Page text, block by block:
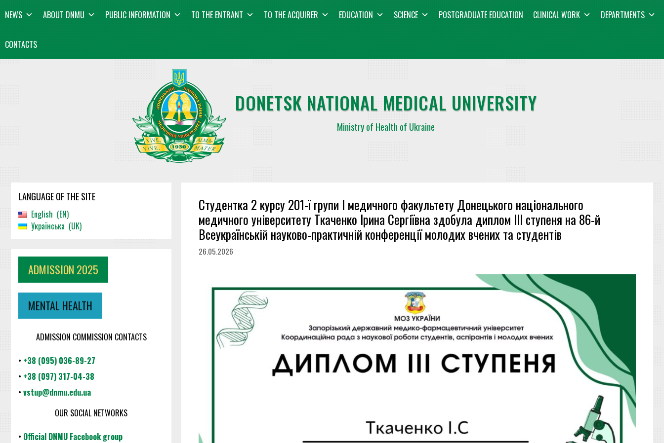
toNEWS ABOUT DNMU PUBLIC INFORMATION TO THE ENTRANT TO THE ACQUIRER EDUCATION SCIENCE POSTGRADUATE EDUCATION CLINICAL WORK DEPARTMENTS
CONTACTS
DONETSK NATIONAL MEDICAL UNIVERSITY
Ministry of Health of Ukraine
Студентка 2 курсу 201-ї групи І медичного факультету Донецького національного
медичного університету Ткаченко Ірина Сергіївна здобула диплом ІІІ ступеня на 86-й
Всеукраїнській науково-практичній конференції молодих вчених та студентів
26.05.2026
LANGUAGE OF THE SITE
English
EN
Українська
UK
ADMISSION 2025
MENTAL HEALTH
ADMISSION COMMISSION CONTACTS
• +38 (095) 036-89-27
• +38 (097) 317-04-38
• vstup@dnmu.edu.ua
OUR SOCIAL NETWORKS
• Official DNMU Facebook group